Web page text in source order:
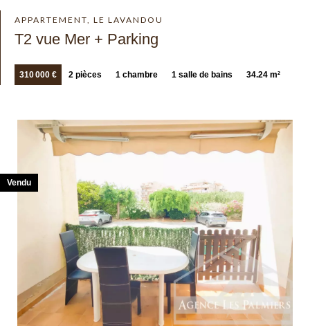
APPARTEMENT, LE LAVANDOU
T2 vue Mer + Parking
310 000 € 2 pièces 1 chambre 1 salle de bains 34.24 m²
Vendu